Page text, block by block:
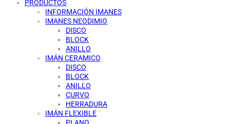
PRODUCTOS
INFORMACIÓN IMANES
IMANES NEODIMIO
DISCO
BLOCK
ANILLO
IMÁN CERAMICO
DISCO
BLOCK
ANILLO
CURVO
HERRADURA
IMÁN FLEXIBLE